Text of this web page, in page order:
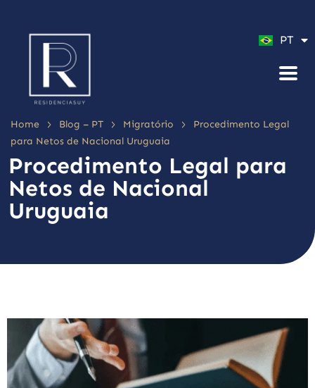
PT
EN
Home > Blog – PT > Migratório >
Procedimento Legal
para Netos de Nacional Uruguaia
Procedimento Legal para
Netos de Nacional
Uruguaia